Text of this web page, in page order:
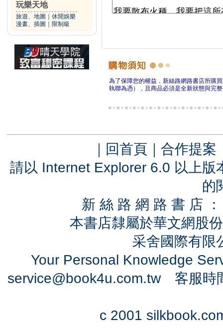
玩樂天地
旅遊、地圖
休閒娛樂
漫畫、插圖
限制級
為了保障您的權益，新絲路網路書店所購
執聯為憑），且商品必須是全新狀態與完
｜ 回首頁 ｜ 合作提案
請以 Internet Explorer 6.0 以上
的
新 絲 路 網 路 書 店
本書店隸屬於華文網股
采舍國際有
Your Personal Knowledge
service@book4u.com.tw客服時
c 2001